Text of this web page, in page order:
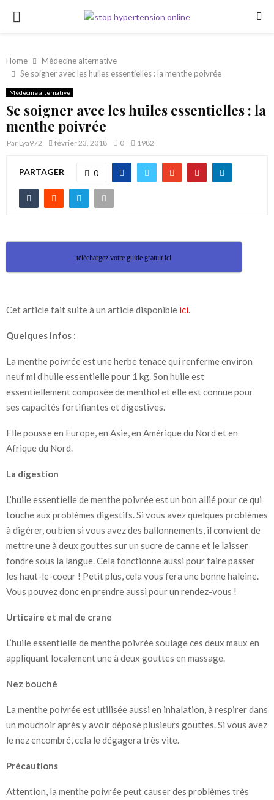
PRIMARY
Home
Médecine alternative
Se soigner avec les huiles essentielles : la menthe poivrée
Médecine alternative
Se soigner avec les huiles essentielles : la
menthe poivrée
Par Lya972 février 23, 2018 0 1982
PARTAGER 0
téléchargez votre guide gratuit ici
Cet article fait suite à un article disponible ici
Quelques infos :
La menthe poivrée est une herbe tenace qui renferme environ
neuf ml d’huile essentielle pour 1 kg. Son huile est
essentiellement composée de menthol et elle estconnuepour
ses capacités fortifiantes et digestives.
Elle pousse en Europe, en Asie, en Amérique du Nord et en
Afrique du Nord.
La digestion
L’huile essentielle de menthe poivrée est un bon allié pour ce qui
touche aux problèmes digestifs. Si vous avez quelques problèmes
à digérer, ou bien si vous avez des ballonnements, il convient de
mettre une à deux gouttes sur un sucre de canne et le laisser
fondre sous la langue. Cela fonctionne aussi pour faire passer
les haut-le-coeur ! Petit plus, cela vous fera une bonne haleine.
Vous pouvez donc en prendre aussi pour un rendez-vous !
Urticaire et mal de crane
L’huile essentielle de menthe poivrée soulage ces deux maux en
appliquant localement une à deux gouttes en massage.
Nez bouché
La menthe poivrée est utilisée aussi en inhalation, à respirer dans
un mouchoir après y avoir déposé plusieurs gouttes. Si vous avez
le nez encombré, cela le dégagera très vite.
Précautions
Attention, la menthe poivrée peut causer des problèmes très